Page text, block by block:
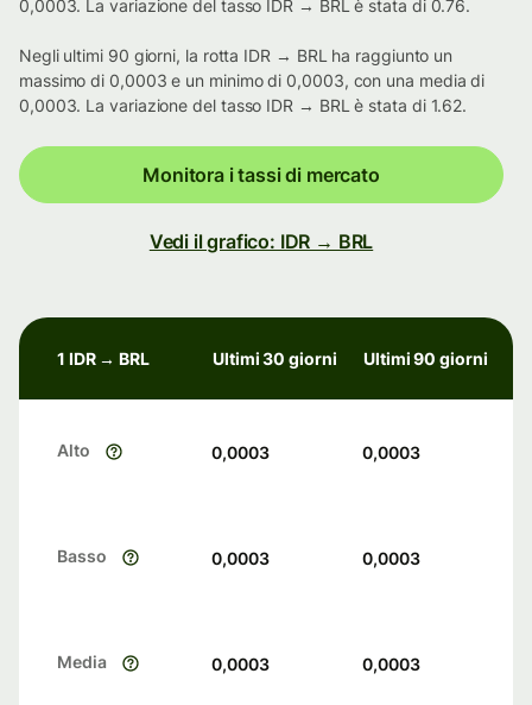
0,0003. La variazione del tasso IDR → BRL è stata di 0.76.
Negli ultimi 90 giorni, la rotta IDR → BRL ha raggiunto un
massimo di 0,0003 e un minimo di 0,0003, con una media di
0,0003. La variazione del tasso IDR → BRL è stata di 1.62.
Monitora i tassi di mercato
Vedi il grafico: IDR → BRL
1 IDR → BRL Ultimi 30 giorni Ultimi 90 giorni
Alto 0,0003 0,0003
Basso 0,0003 0,0003
Media 0,0003 0,0003